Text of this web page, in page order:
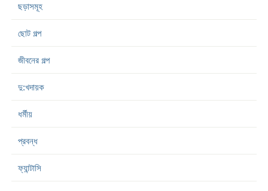
ছড়াসমূহ
ছোট গল্প
জীবনের গল্প
দু:খদায়ক
ধর্মীয়
প্রবন্ধ
ফ্যান্টাসি